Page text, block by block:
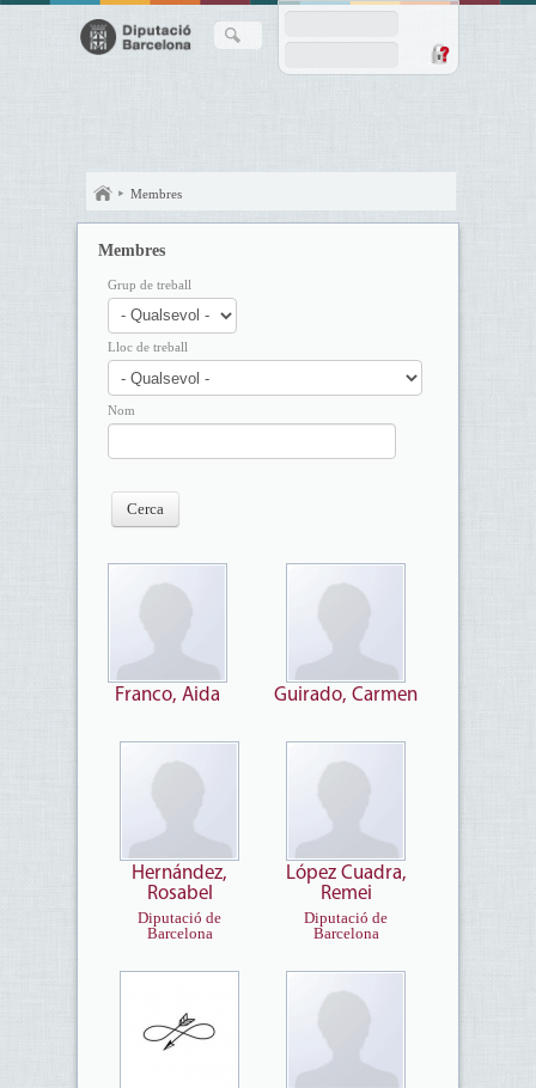
Membres
Membres
Grup de treball
Lloc de treball
Nom
Franco, Aida Guirado, Carmen
Hernández,
Rosabel
Diputació de
Barcelona
López Cuadra,
Remei
Diputació de
Barcelona